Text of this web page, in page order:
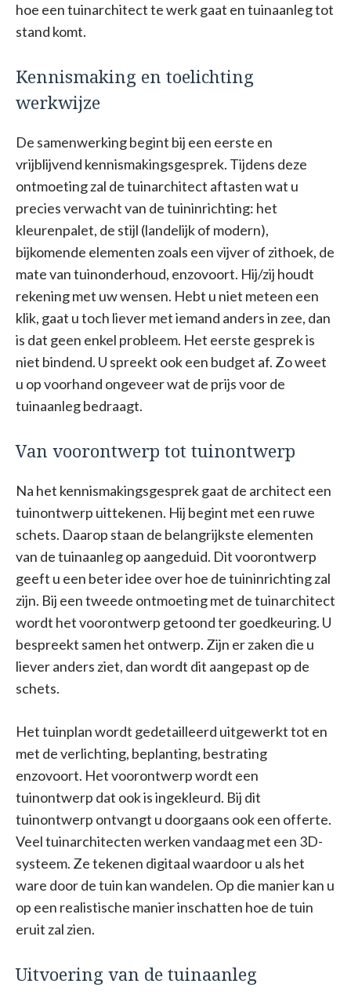
hoe een tuinarchitect te werk gaat en tuinaanleg tot
stand komt.
Kennismaking en toelichting
werkwijze
De samenwerking begint bij een eerste en
vrijblijvend kennismakingsgesprek. Tijdens deze
ontmoeting zal de tuinarchitect aftasten wat u
precies verwacht van de tuininrichting: het
kleurenpalet, de stijl (landelijk of modern),
bijkomende elementen zoals een vijver of zithoek, de
mate van tuinonderhoud, enzovoort. Hij/zij houdt
rekening met uw wensen. Hebt u niet meteen een
klik, gaat u toch liever met iemand anders in zee, dan
is dat geen enkel probleem. Het eerste gesprek is
niet bindend. U spreekt ook een budget af. Zo weet
u op voorhand ongeveer wat de prijs voor de
tuinaanleg bedraagt.
Van voorontwerp tot tuinontwerp
Na het kennismakingsgesprek gaat de architect een
tuinontwerp uittekenen. Hij begint met een ruwe
schets. Daarop staan de belangrijkste elementen
van de tuinaanleg op aangeduid. Dit voorontwerp
geeft u een beter idee over hoe de tuininrichting zal
zijn. Bij een tweede ontmoeting met de tuinarchitect
wordt het voorontwerp getoond ter goedkeuring. U
bespreekt samen het ontwerp. Zijn er zaken die u
liever anders ziet, dan wordt dit aangepast op de
schets.
Het tuinplan wordt gedetailleerd uitgewerkt tot en
met de verlichting, beplanting, bestrating
enzovoort. Het voorontwerp wordt een
tuinontwerp dat ook is ingekleurd. Bij dit
tuinontwerp ontvangt u doorgaans ook een offerte.
Veel tuinarchitecten werken vandaag met een 3D-
systeem. Ze tekenen digitaal waardoor u als het
ware door de tuin kan wandelen. Op die manier kan u
op een realistische manier inschatten hoe de tuin
eruit zal zien.
Uitvoering van de tuinaanleg